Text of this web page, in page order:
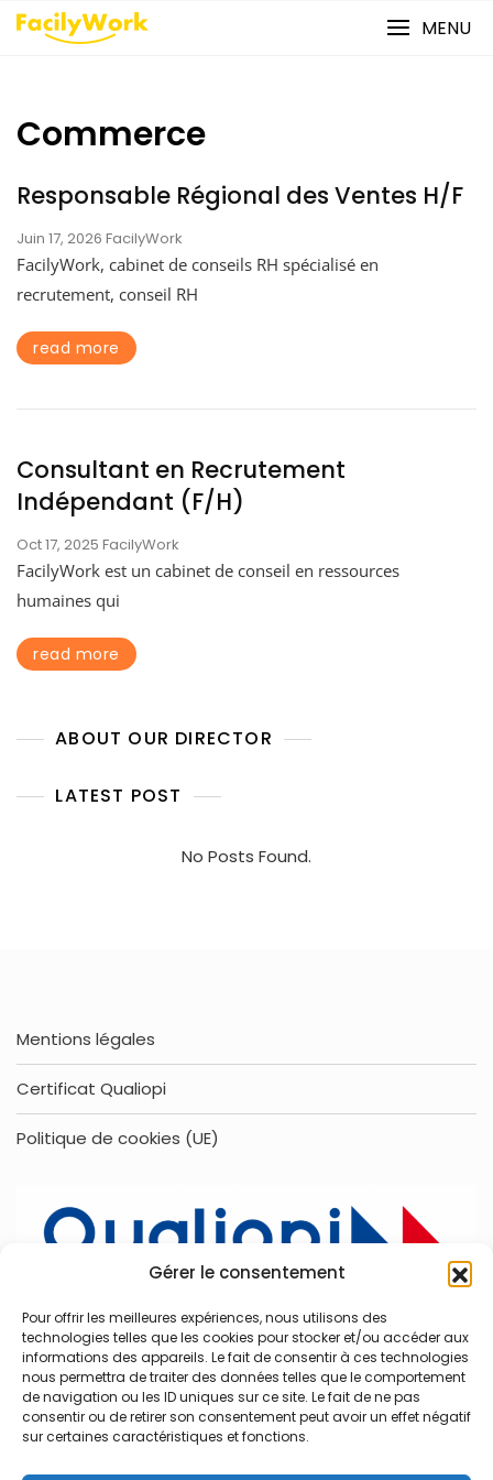
Gérer le consentement
Pour offrir les meilleures expériences, nous utilisons des
technologies telles que les cookies pour stocker et/ou accéder aux
informations des appareils. Le fait de consentir à ces technologies
nous permettra de traiter des données telles que le comportement
de navigation ou les ID uniques sur ce site. Le fait de ne pas
consentir ou de retirer son consentement peut avoir un effet négatif
sur certaines caractéristiques et fonctions.
Skip
to
MENU
Commerce
Responsable Régional des Ventes H/F
Juin 17, 2026 FacilyWork
FacilyWork, cabinet de conseils RH spécialisé en
recrutement, conseil RH
read more
Consultant en Recrutement
Indépendant (F/H)
Oct 17, 2025 FacilyWork
FacilyWork est un cabinet de conseil en ressources
humaines qui
read more
ABOUT OUR DIRECTOR
LATEST POST
No Posts Found.
Mentions légales
Certificat Qualiopi
Politique de cookies (UE)